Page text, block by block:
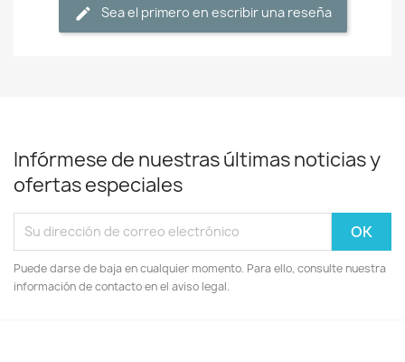
Sea el primero en escribir una reseña
Infórmese de nuestras últimas noticias y
ofertas especiales
Puede darse de baja en cualquier momento. Para ello, consulte nuestra
información de contacto en el aviso legal.